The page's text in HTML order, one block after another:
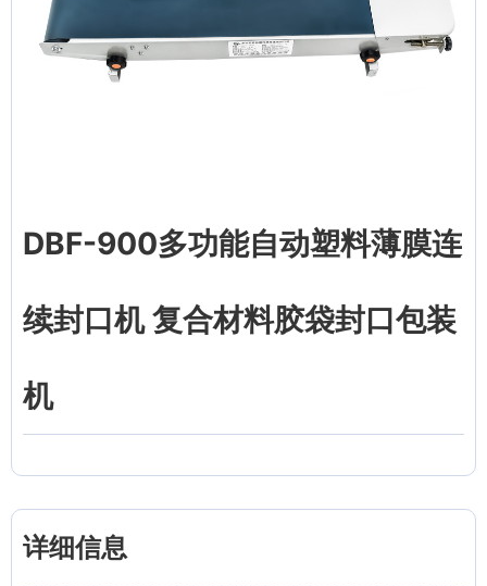
DBF-900多功能自动塑料薄膜连
续封口机 复合材料胶袋封口包装
机
详细信息